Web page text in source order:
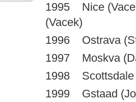
1995 Nice
(Vacek)
1996 Ostrava
1997 Moskva
1998 Scottsdale
1999 Gstaad